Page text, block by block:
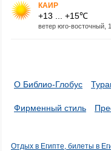
КАИР
+13 ... +15℃
ветер юго-восточный,
О Библио-Глобус
Фирменный стиль
Отдых в Египте, билеты в